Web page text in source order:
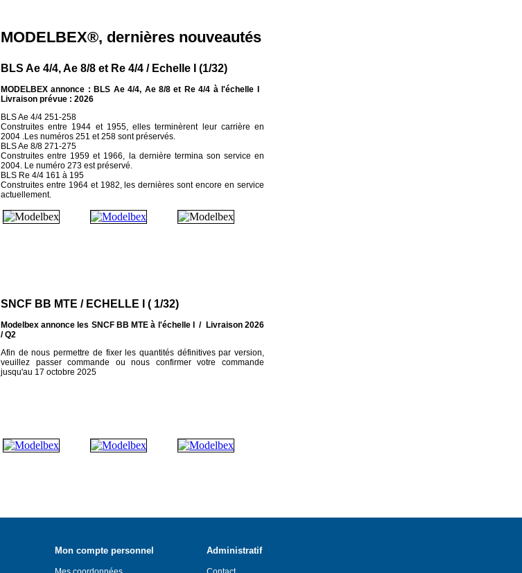
MODELBEX®, dernières nouveautés
BLS Ae 4/4, Ae 8/8 et Re 4/4 / Echelle I (1/32)
MODELBEX annonce : BLS Ae 4/4, Ae 8/8 et Re 4/4 à l'échelle I
Livraison prévue : 2026
BLS Ae 4/4 251-258
Construites entre 1944 et 1955, elles terminèrent leur carrière en
2004 .Les numéros 251 et 258 sont préservés.
BLS Ae 8/8 271-275
Construites entre 1959 et 1966, la dernière termina son service en
2004. Le numéro 273 est préservé.
BLS Re 4/4 161 à 195
Construites entre 1964 et 1982, les dernières sont encore en service
actuellement.
SNCF BB MTE / ECHELLE I ( 1/32)
Modelbex annonce les SNCF BB MTE à l'échelle I / Livraison 2026
/ Q2
Afin de nous permettre de fixer les quantités définitives par version,
veuillez passer commande ou nous confirmer votre commande
jusqu'au 17 octobre 2025
Mon compte personnel Administratif